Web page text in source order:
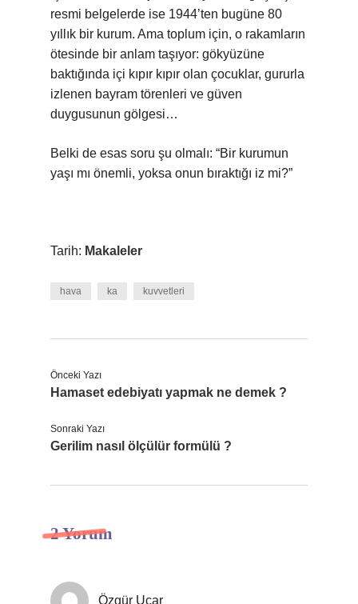
resmi belgelerde ise 1944’ten bugüne 80
yıllık bir kurum. Ama toplum için, o rakamların
ötesinde bir anlam taşıyor: gökyüzüne
baktığında içi kıpır kıpır olan çocuklar, gururla
izlenen bayram törenleri ve güven
duygusunun gölgesi…
Belki de esas soru şu olmalı: “Bir kurumun
yaşı mı önemli, yoksa onun bıraktığı iz mi?”
Tarih: Makaleler
hava ka kuvvetleri
Önceki Yazı
Hamaset edebiyatı yapmak ne demek ?
Sonraki Yazı
Gerilim nasıl ölçülür formülü ?
2 Yorum
Özgür Uçar